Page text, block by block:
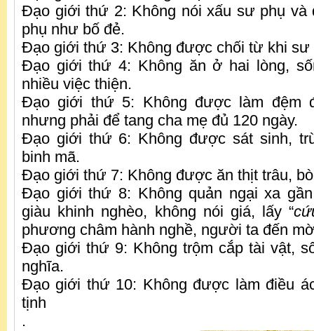
Đạo giới thứ 2: Không nói xấu sư phụ và
phụ như bố đẻ.
Đạo giới thứ 3: Không được chối từ khi sư
Đạo giới thứ 4: Không ăn ở hai lòng,
nhiều việc thiện.
Đạo giới thứ 5: Không được làm đệm
nhưng phải để tang cha mẹ đủ 120 ngày.
Đạo giới thứ 6: Không được sát sinh,
binh mã.
Đạo giới thứ 7: Không được ăn thịt trâu,
Đạo giới thứ 8: Không quản ngại xa
giàu khinh nghèo, không nói giá, lấy “
phương châm hành nghề, người ta đến
Đạo giới thứ 9: Không trộm cắp tài vật,
nghĩa.
Đạo giới thứ 10: Không được làm điều
tịnh
.